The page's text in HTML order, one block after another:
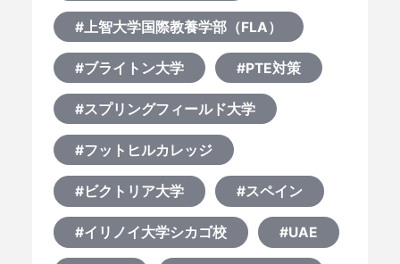
#上智大学国際教養学部（FLA）
#ブライトン大学 #PTE対策
#スプリングフィールド大学
#フットヒルカレッジ
#ビクトリア大学 #スペイン
#イリノイ大学シカゴ校 #UAE